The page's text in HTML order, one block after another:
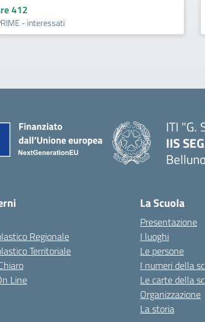
412
- interessati
ITI "G.
IIS
Belluno
Regionale
Territoriale
Line
La Scuola
Presentazione
I luoghi
Le persone
I numeri della
Le carte della
Organizzazione
La storia